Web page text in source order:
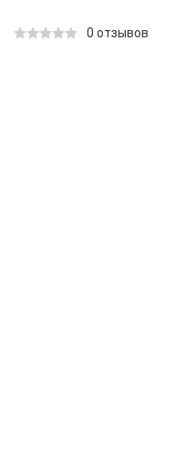
0 отзывов